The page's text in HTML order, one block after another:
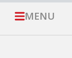
MENU